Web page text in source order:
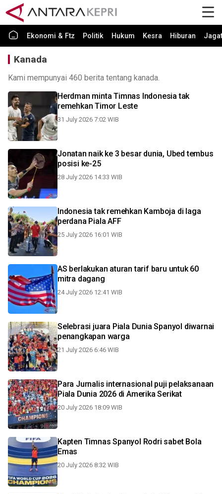
Ekonomi & Ftz Politik Hukum Kesra Hiburan Jagat
Kanada
Kami mempunyai 460 berita tentang kanada.
Herdman minta Timnas Indonesia tak
remehkan Timor Leste
31 July 2026 7:02 WIB
Jonatan naik ke 3 besar dunia, Ubed tembus
posisi ke-25
28 July 2026 14:33 WIB
Indonesia tak remehkan Kamboja di laga
perdana Piala AFF
25 July 2026 16:01 WIB
AS berlakukan aturan tarif baru untuk 60
mitra dagang
24 July 2026 12:41 WIB
Selebrasi juara Piala Dunia Spanyol diwarnai
penangkapan warga
21 July 2026 6:46 WIB
Para Jurnalis internasional puji pelaksanaan
Piala Dunia 2026 di Amerika Serikat
20 July 2026 18:09 WIB
Kapten Timnas Spanyol Rodri sabet Bola
Emas
20 July 2026 8:32 WIB